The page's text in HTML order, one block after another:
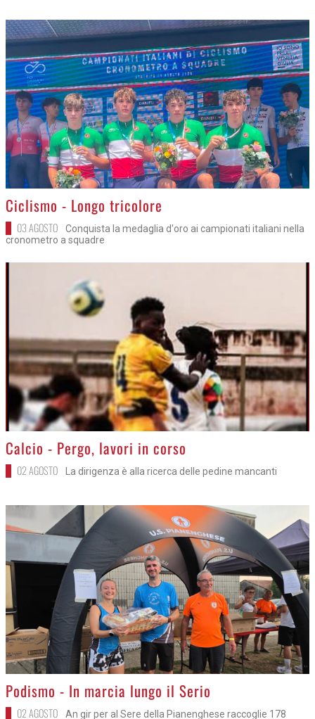
>
Ciclismo - Longo tricolore
03 AGOSTO
Conquista la medaglia d'oro ai campionati italiani nella
cronometro a squadre
>
Calcio - Pergo, lavori in corso
02 AGOSTO La dirigenza è alla ricerca delle pedine mancanti
>
Podismo - In marcia lungo il Serio
02 AGOSTO An gir per al Sere della Pianenghese raccoglie 178